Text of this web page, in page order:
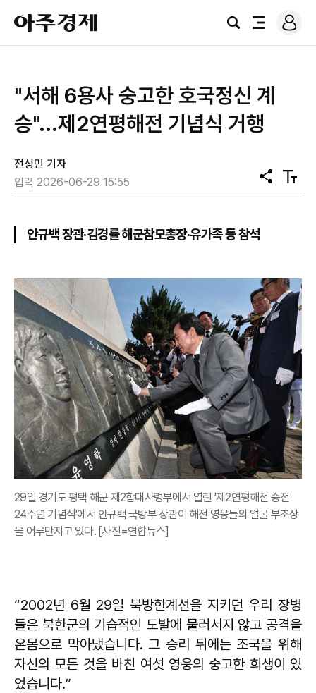
아
주
경
검
전
로
그
"서해 6용사 숭고한 호국정신 계
승"...제2연평해전 기념식 거행
전성민 기자
입력 2026-06-29 15:55
공
유
텍
스
안규백 장관·김경률 해군참모총장·유가족 등 참석
29일 경기도 평택 해군 제2함대사령부에서 열린 '제2연평해전 승전
24주년 기념식'에서 안규백 국방부 장관이 해전 영웅들의 얼굴 부조상
을 어루만지고 있다. [사진=연합뉴스]
“2002년 6월 29일 북방한계선을 지키던 우리 장병
들은 북한군의 기습적인 도발에 물러서지 않고 공격을
온몸으로 막아냈습니다. 그 승리 뒤에는 조국을 위해
자신의 모든 것을 바친 여섯 영웅의 숭고한 희생이 있
었습니다.”